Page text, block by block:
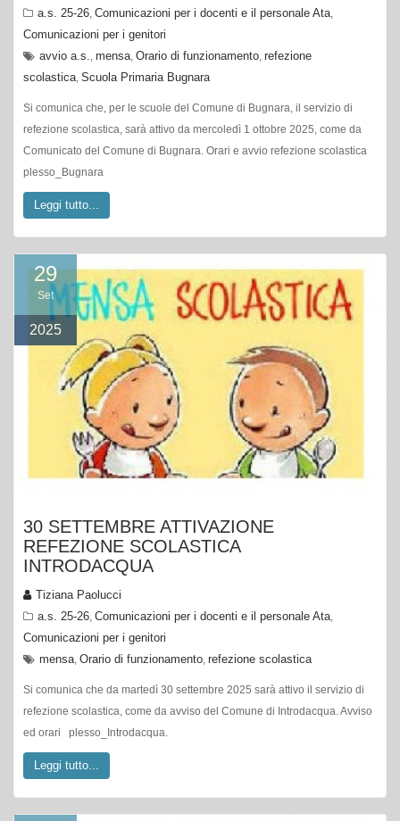
a.s. 25-26, Comunicazioni per i docenti e il personale Ata,
Comunicazioni per i genitori
avvio a.s., mensa, Orario di funzionamento, refezione
scolastica, Scuola Primaria Bugnara
Si comunica che, per le scuole del Comune di Bugnara, il servizio di
refezione scolastica, sarà attivo da mercoledì 1 ottobre 2025, come da
Comunicato del Comune di Bugnara. Orari e avvio refezione scolastica
plesso_Bugnara
Leggi tutto...
29
Set
2025
30 SETTEMBRE ATTIVAZIONE
REFEZIONE SCOLASTICA
INTRODACQUA
Tiziana Paolucci
a.s. 25-26, Comunicazioni per i docenti e il personale Ata,
Comunicazioni per i genitori
mensa, Orario di funzionamento, refezione scolastica
Si comunica che da martedì 30 settembre 2025 sarà attivo il servizio di
refezione scolastica, come da avviso del Comune di Introdacqua. Avviso
ed orari plesso_Introdacqua.
Leggi tutto...